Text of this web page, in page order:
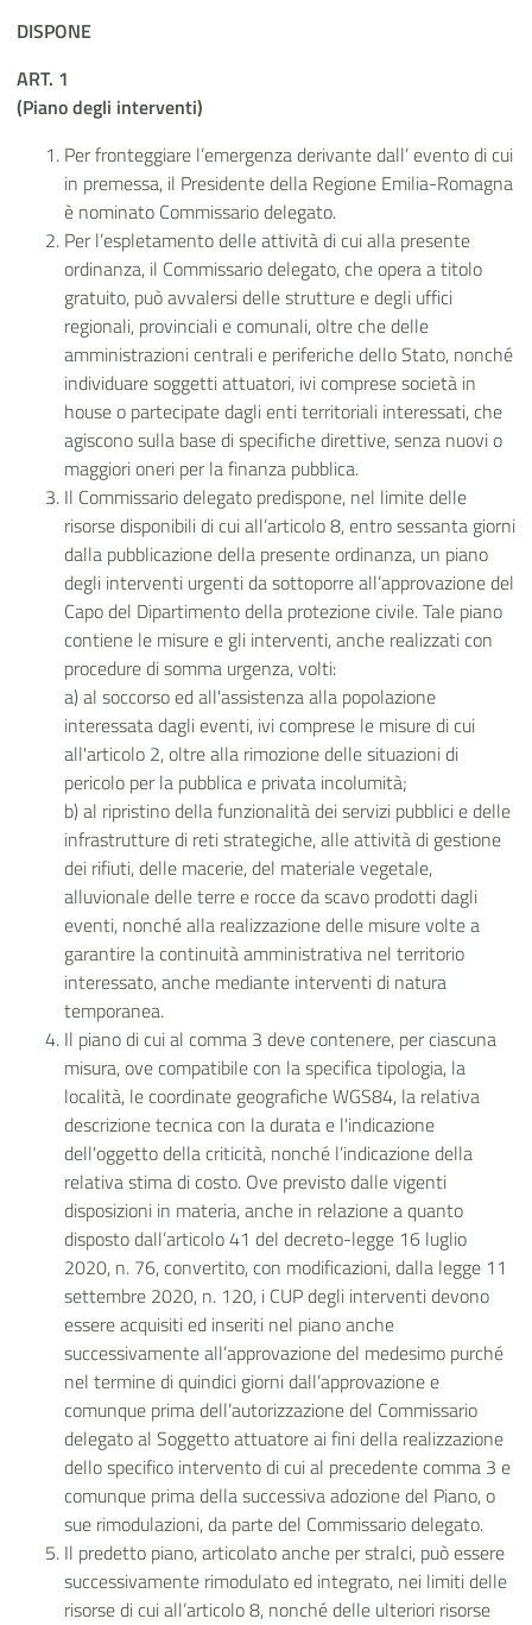
DISPONE
ART. 1
(Piano degli interventi)
Per fronteggiare l’emergenza derivante dall’ evento di cui
in premessa, il Presidente della Regione Emilia-Romagna
è nominato Commissario delegato.
Per l’espletamento delle attività di cui alla presente
ordinanza, il Commissario delegato, che opera a titolo
gratuito, può avvalersi delle strutture e degli uffici
regionali, provinciali e comunali, oltre che delle
amministrazioni centrali e periferiche dello Stato, nonché
individuare soggetti attuatori, ivi compresesocietà in
house o partecipate dagli enti territoriali interessati, che
agiscono sulla base di specifiche direttive, senza nuovi o
maggiori oneri per la finanza pubblica.
Il Commissario delegato predispone, nel limite delle
risorse disponibili di cui all’articolo 8, entro sessanta giorni
dalla pubblicazione della presente ordinanza, un piano
degli interventi urgenti da sottoporre all’approvazione del
Capo del Dipartimento della protezione civile. Tale piano
contiene le misure e gli interventi, anche realizzati con
procedure di somma urgenza, volti:
a)al soccorso ed all'assistenza alla popolazione
interessata dagli eventi, ivi comprese le misure di cui
all'articolo 2, oltre alla rimozione delle situazioni di
pericolo per la pubblica e privata incolumità;
b)al ripristino della funzionalità dei servizi pubblici e delle
infrastrutture di reti strategiche, alle attività di gestione
dei rifiuti, delle macerie, del materiale vegetale,
alluvionale delle terre e rocce da scavo prodotti dagli
eventi, nonché alla realizzazione delle misure volte a
garantire la continuità amministrativa nel territorio
interessato, anche mediante interventi di natura
temporanea.
Il piano di cui al comma 3 deve contenere, per ciascuna
misura, ove compatibile con la specifica tipologia, la
località, le coordinate geografiche WGS84, la relativa
descrizione tecnica con la durata e l'indicazione
dell'oggetto della criticità, nonché l’indicazione della
relativa stima di costo. Ove previsto dalle vigenti
disposizioni in materia, anche in relazione a quanto
disposto dall’articolo 41 del decreto-legge 16 luglio
2020, n. 76, convertito, con modificazioni, dalla legge 11
settembre 2020, n. 120, i CUP degli interventi devono
essere acquisiti ed inseriti nel piano anche
successivamente all’approvazione del medesimo purché
nel termine di quindici giorni dall’approvazione e
comunque prima dell’autorizzazione del Commissario
delegato al Soggetto attuatore ai fini della realizzazione
dello specifico intervento di cui al precedente comma 3 e
comunque prima della successiva adozione del Piano, o
sue rimodulazioni, da parte del Commissario delegato.
Il predetto piano, articolato anche per stralci, può essere
successivamente rimodulato ed integrato, nei limiti delle
risorse di cui all’articolo 8, nonché delle ulteriori risorse